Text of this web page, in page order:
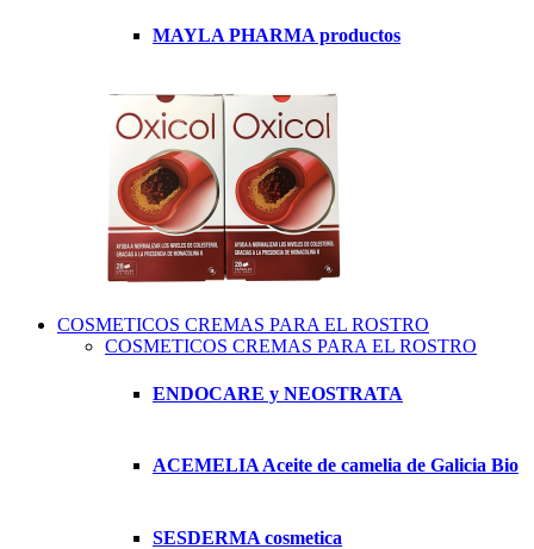
MAYLA PHARMA productos
COSMETICOS CREMAS PARA EL ROSTRO
COSMETICOS CREMAS PARA EL ROSTRO
ENDOCARE y NEOSTRATA
ACEMELIA Aceite de camelia de Galicia Bio
SESDERMA cosmetica